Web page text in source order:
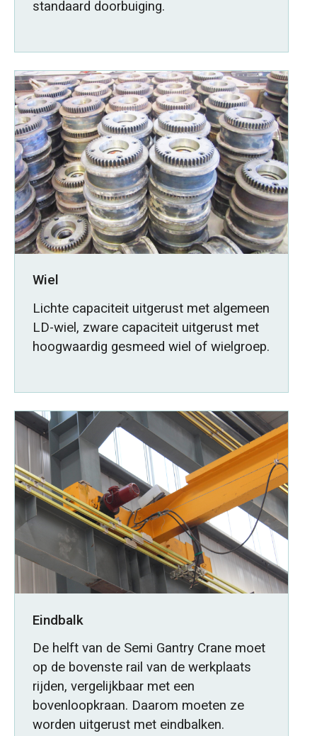
standaard doorbuiging.
Wiel
Lichte capaciteit uitgerust met algemeen
LD-wiel, zware capaciteit uitgerust met
hoogwaardig gesmeed wiel of wielgroep.
Eindbalk
De helft van de Semi Gantry Crane moet
op de bovenste rail van de werkplaats
rijden, vergelijkbaar met een
bovenloopkraan. Daarom moeten ze
worden uitgerust met eindbalken.